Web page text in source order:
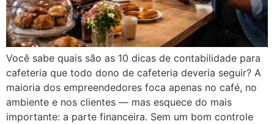
Você sabe quais são as 10 dicas de contabilidade para
cafeteria que todo dono de cafeteria deveria seguir? A
maioria dos empreendedores foca apenas no café, no
ambiente e nos clientes — mas esquece do mais
importante: a parte financeira. Sem um bom controle